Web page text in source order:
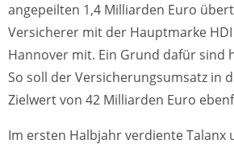
angepeilten 1,4 Milliarden Euro
Versicherer mit der Hauptmarke
Hannover mit. Ein Grund dafür sind
So soll der Versicherungsumsatz in
Zielwert von 42 Milliarden Euro
Im ersten Halbjahr verdiente Talanx